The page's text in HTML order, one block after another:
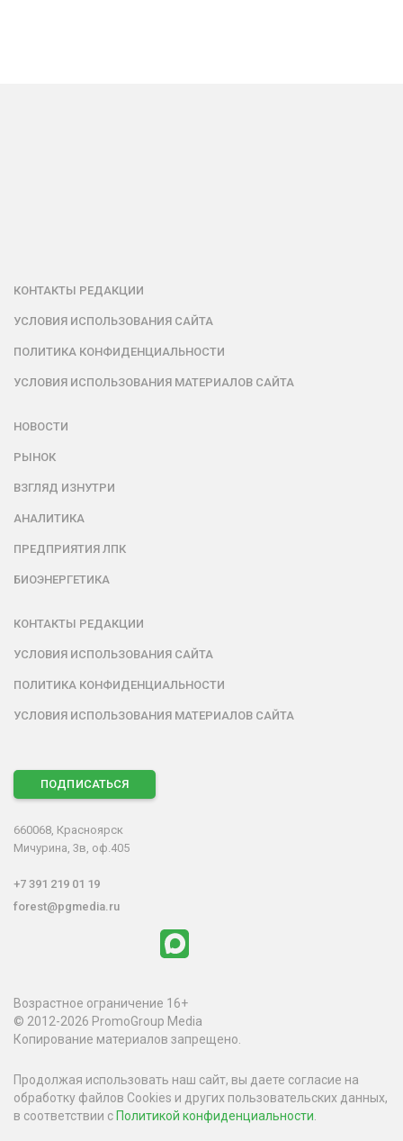
КОНТАКТЫ РЕДАКЦИИ
УСЛОВИЯ ИСПОЛЬЗОВАНИЯ САЙТА
ПОЛИТИКА КОНФИДЕНЦИАЛЬНОСТИ
УСЛОВИЯ ИСПОЛЬЗОВАНИЯ МАТЕРИАЛОВ САЙТА
НОВОСТИ
РЫНОК
ВЗГЛЯД ИЗНУТРИ
АНАЛИТИКА
ПРЕДПРИЯТИЯ ЛПК
БИОЭНЕРГЕТИКА
КОНТАКТЫ РЕДАКЦИИ
УСЛОВИЯ ИСПОЛЬЗОВАНИЯ САЙТА
ПОЛИТИКА КОНФИДЕНЦИАЛЬНОСТИ
УСЛОВИЯ ИСПОЛЬЗОВАНИЯ МАТЕРИАЛОВ САЙТА
ПОДПИСАТЬСЯ
660068, Красноярск
Мичурина, 3в, оф.405
+7 391 219 01 19
forest@pgmedia.ru
Возрастное ограничение 16+
© 2012-2026 PromoGroup Media
Копирование материалов запрещено.
Продолжая использовать наш сайт, вы даете согласие на
обработку файлов Cookies и других пользовательских данных,
в соответствии сПолитикой конфиденциальности